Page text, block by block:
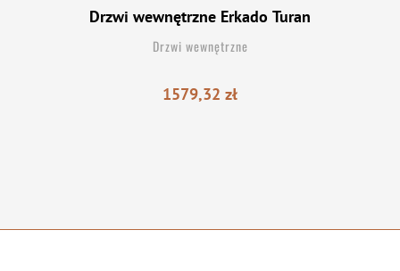
Drzwi wewnętrzne Erkado Turan
Drzwi wewnętrzne
zł
1579,32